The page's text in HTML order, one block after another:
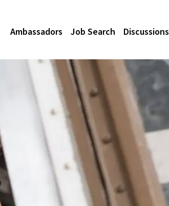
Ambassadors Job Search Discussions